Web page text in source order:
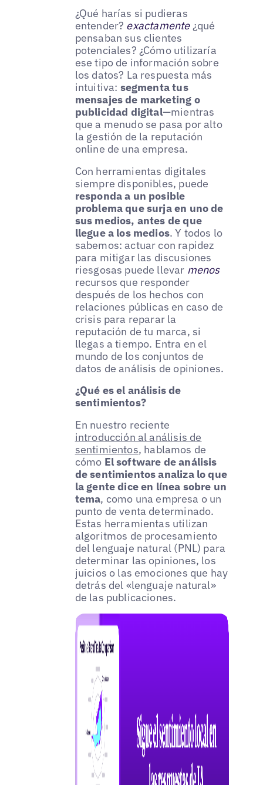
¿Qué harías si pudieras
entender? exactamente¿qué
pensaban sus clientes
potenciales? ¿Cómo utilizaría
ese tipo de información sobre
los datos? La respuesta más
intuitiva: segmenta tus
mensajes de marketing o
publicidad digital—mientras
que a menudo se pasa por alto
la gestión de la reputación
online de una empresa.
Con herramientas digitales
siempre disponibles, puede
responda a un posible
problema que surja en uno de
sus medios, antes de que
llegue a los medios. Y todos lo
sabemos: actuar con rapidez
para mitigar las discusiones
riesgosas puede llevar menos
recursos que responder
después de los hechos con
relaciones públicas en caso de
crisis para reparar la
reputación de tu marca, si
llegas a tiempo. Entra en el
mundo de los conjuntos de
datos de análisis de opiniones.
¿Qué es el análisis de
sentimientos?
En nuestro reciente
introducción al análisis de
sentimientos, hablamos de
cómo El software de análisis
de sentimientos analiza lo que
la gente dice en línea sobre un
tema, como una empresa o un
punto de venta determinado.
Estas herramientas utilizan
algoritmos de procesamiento
del lenguaje natural (PNL) para
determinar las opiniones, los
juicios o las emociones que hay
detrás del «lenguaje natural»
de las publicaciones.